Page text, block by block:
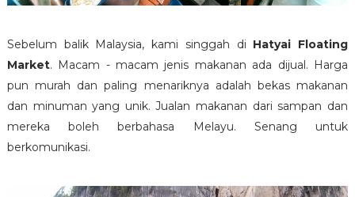
Sebelum balik Malaysia, kami singgah di Hatyai Floating
Market. Macam - macam jenis makanan ada dijual. Harga
pun murah dan paling menariknya adalah bekas makanan
dan minuman yang unik. Jualan makanan dari sampan dan
mereka boleh berbahasa Melayu. Senang untuk
berkomunikasi.